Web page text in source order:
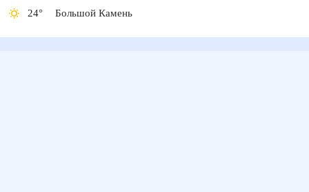
24° Большой Камень